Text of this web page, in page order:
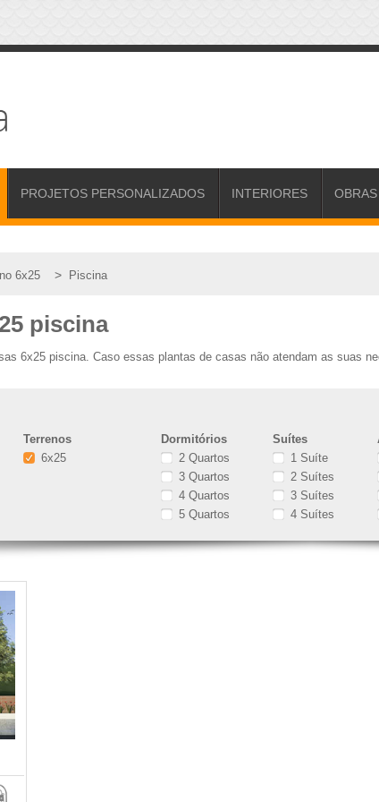
PROJETOS PERSONALIZADOS INTERIORES OBRAS
6x25 > Piscina
piscina
6x25 piscina. Caso essas plantas de casas não atendam as suas
Terrenos
6x25
Dormitórios
2 Quartos
3 Quartos
4 Quartos
5 Quartos
Suítes
1 Suíte
2 Suítes
3 Suítes
4 Suítes